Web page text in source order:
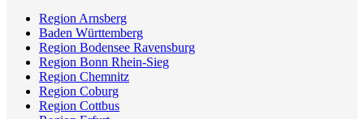
Region Arnsberg
Baden Württemberg
Region Bodensee Ravensburg
Region Bonn Rhein-Sieg
Region Chemnitz
Region Coburg
Region Cottbus